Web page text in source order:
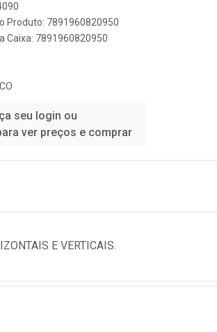
Produto: 7891960820950
Caixa: 7891960820950
seu login ou
ver preços e comprar
E VERTICAIS.